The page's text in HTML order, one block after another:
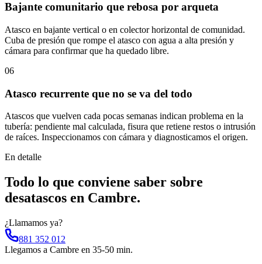
Bajante comunitario que rebosa por arqueta
Atasco en bajante vertical o en colector horizontal de comunidad.
Cuba de presión que rompe el atasco con agua a alta presión y
cámara para confirmar que ha quedado libre.
06
Atasco recurrente que no se va del todo
Atascos que vuelven cada pocas semanas indican problema en la
tubería: pendiente mal calculada, fisura que retiene restos o intrusión
de raíces. Inspeccionamos con cámara y diagnosticamos el origen.
En detalle
Todo lo que conviene saber sobre
desatascos en Cambre.
¿Llamamos ya?
881 352 012
Llegamos a Cambre en 35-50 min.